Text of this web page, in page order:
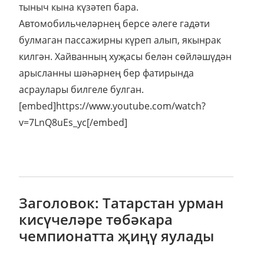
тыныч кына күзәтеп бара.
Автомобильчеләрнең берсе әлеге гадәти
булмаган пассажирны күреп алып, якынрак
килгән. Хайванның хуҗасы белән сөйләшүдән
арысланны шәһәрнең бер фатирында
асраулары билгеле булган.
[embed]https://www.youtube.com/watch?
v=7LnQ8uEs_yc[/embed]
Заголовок: Татарстан урман
кисүчеләре төбәкара
чемпионатта җиңү яулады